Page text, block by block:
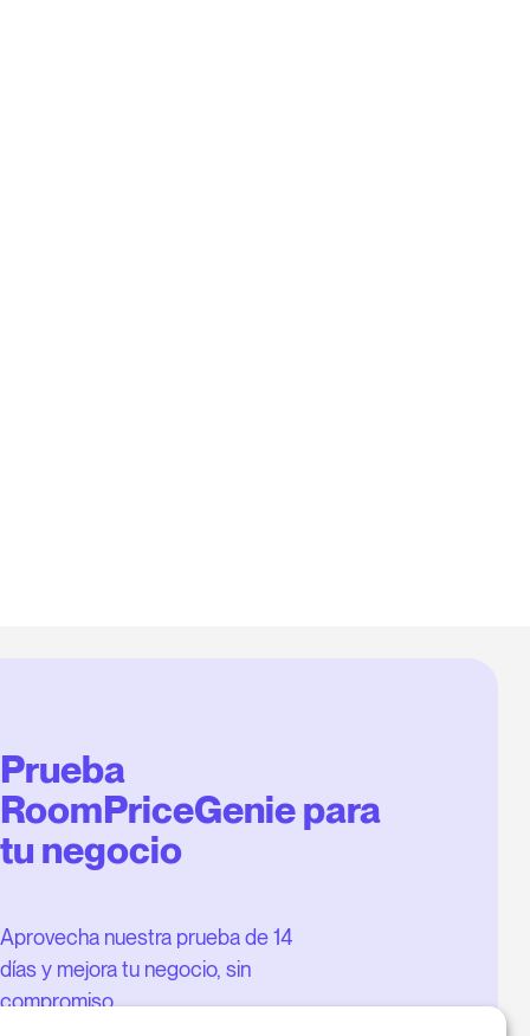
Prueba
RoomPriceGenie para
tu negocio
Aprovecha nuestra prueba de 14
días y mejora tu negocio, sin
compromiso.